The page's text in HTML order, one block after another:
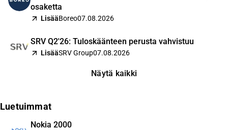
osaketta
LisääBoreo07.08.2026
SRV Q2'26: Tuloskäänteen perusta vahvistuu
LisääSRV Group07.08.2026
Näytä kaikki
Luetuimmat
Nokia 2000